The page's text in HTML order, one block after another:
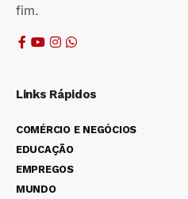
fim.
Links Rápidos
COMÉRCIO E NEGÓCIOS
EDUCAÇÃO
EMPREGOS
MUNDO